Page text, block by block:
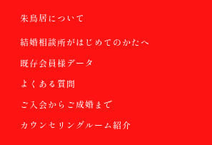
朱鳥居について
結婚相談所がはじめてのかたへ
既存会員様データ
よくある質問
ご入会からご成婚まで
カウンセリングルーム紹介